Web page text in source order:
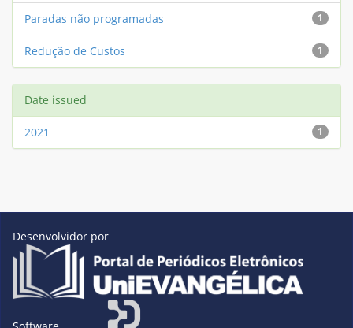
1
Paradas não programadas
1
Redução de Custos
Date issued
1
2021
Desenvolvidor por